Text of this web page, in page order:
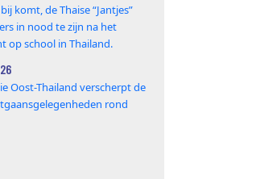
komt, de Thaise “Jantjes”
in nood te zijn na het
op school in Thailand.
Oost-Thailand verscherpt de
rond